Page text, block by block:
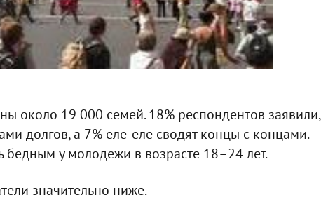
около 19 000 семей. 18% респондентов заявили,
долгов, а 7% еле-еле сводят концы с концами.
бедным у молодежи в возрасте 18–24 лет.
значительно ниже.